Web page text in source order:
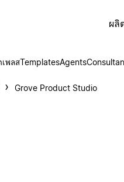
ผ
เพลสTemplatesAgents
Grove Product Studio